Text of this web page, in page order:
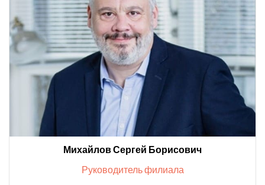
Михайлов Сергей Борисович
Руководитель филиала